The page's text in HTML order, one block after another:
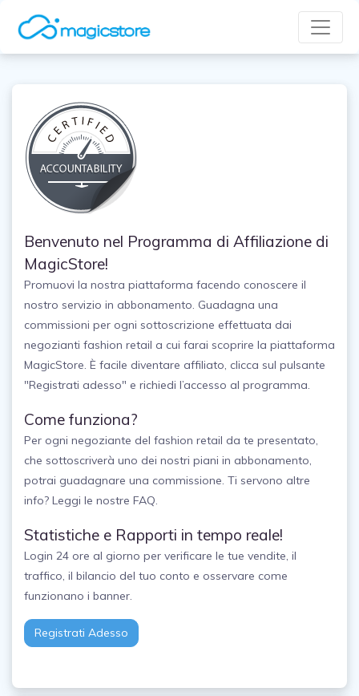
Benvenuto nel Programma di Affiliazione di
MagicStore!
Promuovi la nostra piattaforma facendo conoscere il
nostro servizio in abbonamento. Guadagna una
commissioni per ogni sottoscrizione effettuata dai
negozianti fashion retail a cui farai scoprire la piattaforma
MagicStore. È facile diventare affiliato, clicca sul pulsante
"Registrati adesso" e richiedi l’accesso al programma.
Come funziona?
Per ogni negoziante del fashion retail da te presentato,
che sottoscriverà uno dei nostri piani in abbonamento,
potrai guadagnare una commissione. Ti servono altre
info? Leggi le nostre FAQ.
Statistiche e Rapporti in tempo reale!
Login 24 ore al giorno per verificare le tue vendite, il
traffico, il bilancio del tuo conto e osservare come
funzionano i banner.
Registrati Adesso